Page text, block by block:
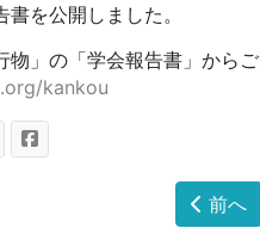
を公開しました。
物」の「学会報告書」から
kankou
前へ